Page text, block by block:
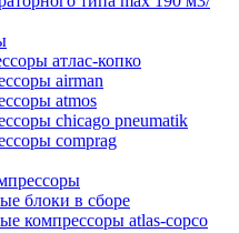
атлас-копко
airman
atmos
chicago pneumatik
comprag
блоки в сборе
компрессоры atlas-copco